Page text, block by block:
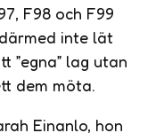
F98 och F99
inte lät
”egna” lag utan
dem möta.
Einanlo, hon